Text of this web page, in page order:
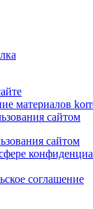
материалов
сайтом
сайтом
соглашение